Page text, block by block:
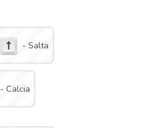
- Salta
- Calcia